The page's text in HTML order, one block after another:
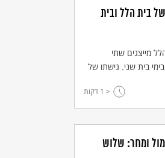
בית הלל ובית
מייצגים שתי
בית שני. גישתו של
מתפשרת בעוד
לפרגמטיזם.
המתאר את ההבדלים
< 1 דקות
ומחר: שלוש